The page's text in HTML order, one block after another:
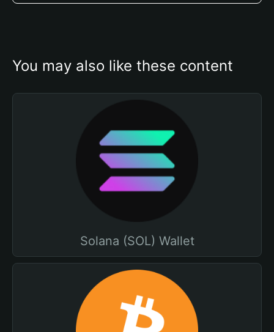
You may also like these content
Solana (SOL) Wallet